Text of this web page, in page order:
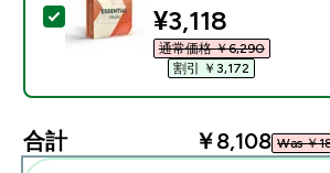
この商品を選択 - Essential プ
discounted
¥3,118‎
通常価格 ￥6,290‎
割引 ￥3,172‎
合計 ￥8,108‎ Was ￥